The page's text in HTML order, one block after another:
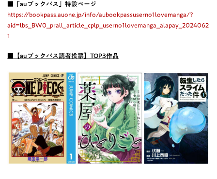
■「auブックパス」特設ページ
https://bookpass.auone.jp/info/aubookpassuserno1lovemanga/?
aid=lbs_BW0_prall_article_cplp_userno1lovemanga_alapay_2024062
1
■【auブックパス読者投票】TOP3作品